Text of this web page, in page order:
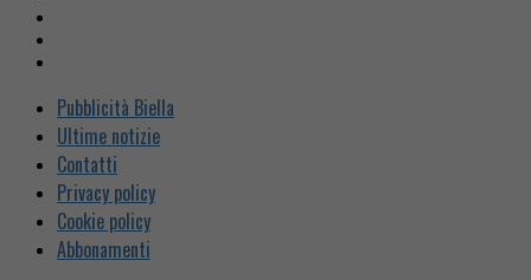
Pubblicità Biella
Ultime notizie
Contatti
Privacy policy
Cookie policy
Abbonamenti